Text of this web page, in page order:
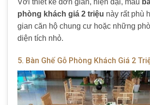
Với thiết kế đơn giản, hiện đại, mẫu
phòng khách giá 2 triệu này rất phù
gian căn hộ chung cư hoặc những
diện tích nhỏ.
5. Bàn Ghế Gỗ Phòng Khách Giá 2